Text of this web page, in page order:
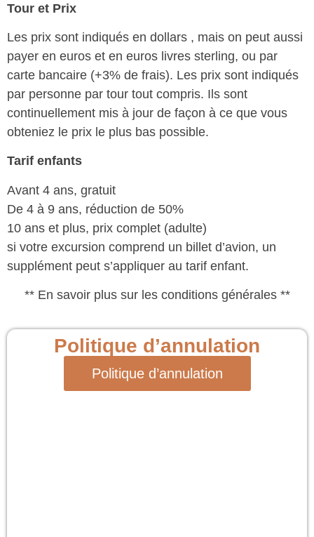
Tour et Prix
Les prix sont indiqués en dollars , mais on peut aussi
payer en euros et en euros livres sterling, ou par
carte bancaire (+3% de frais). Les prix sont indiqués
par personne par tour tout compris. Ils sont
continuellement mis à jour de façon à ce que vous
obteniez le prix le plus bas possible.
Tarif enfants
Avant 4 ans, gratuit
De 4 à 9 ans, réduction de 50%
10 ans et plus, prix complet (adulte)
si votre excursion comprend un billet d’avion, un
supplément peut s’appliquer au tarif enfant.
** En savoir plus sur les conditions générales **
Politique d’annulation
Politique d’annulation